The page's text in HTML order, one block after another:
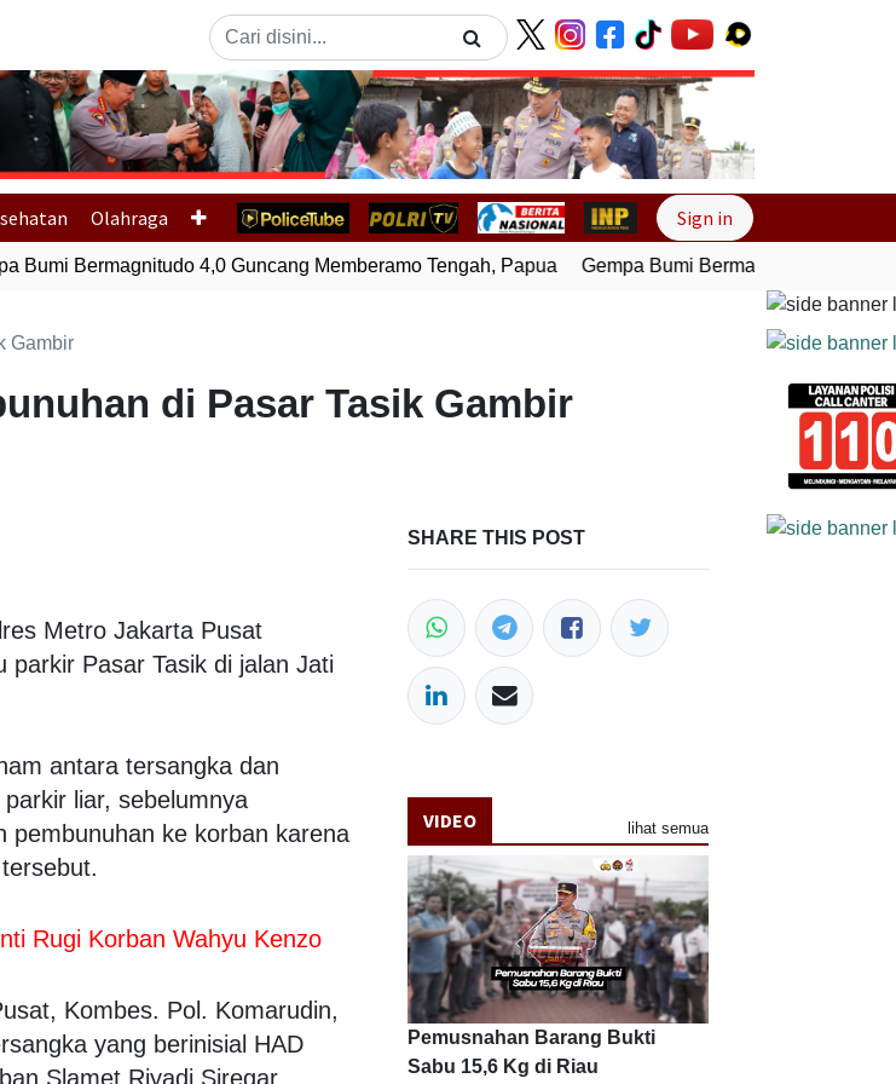
Next
Olahraga Sign in
Bumi Bermagnitudo 4,0 Guncang Memberamo Tengah, Papua Gempa Bumi Bermagnitudo 4,0
Gambir
di Pasar Tasik Gambir
Metro Jakarta Pusat
Pasar Tasik di jalan Jati
antara tersangka dan
liar, sebelumnya
pembunuhan ke korban karena
Rugi Korban Wahyu Kenzo
Kombes. Pol. Komarudin,
yang berinisial HAD
Slamet Riyadi Siregar,
SHARE THIS POST
VIDEO lihat semua
Pemusnahan Barang Bukti
Sabu 15,6 Kg di Riau